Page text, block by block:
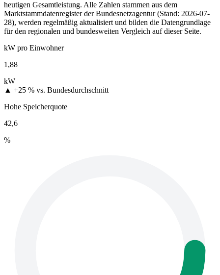
heutigen Gesamtleistung. Alle Zahlen stammen aus dem
Marktstammdatenregister der Bundesnetzagentur (Stand: 2026-07-
28), werden regelmäßig aktualisiert und bilden die Datengrundlage
für den regionalen und bundesweiten Vergleich auf dieser Seite.
kW pro Einwohner
1,88
kW
▲ +25 % vs. Bundesdurchschnitt
Hohe Speicherquote
42,6
%